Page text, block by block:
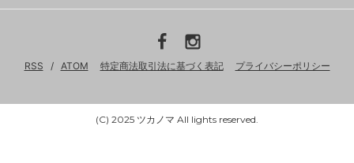
RSS / ATOM 特定商法取引法に基づく表記 プライバシーポリシー
(C) 2025 ツカノマ All lights reserved.